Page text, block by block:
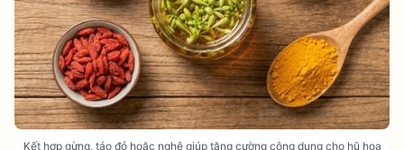
Kết hợp gừng, táo đỏ hoặc nghệ giúp tăng cường công dụng cho hũ hoa